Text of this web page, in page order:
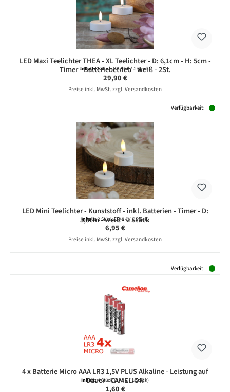
LED Maxi Teelichter THEA - XL Teelichter - D: 6,1cm - H: 5cm -
Timer - Batteriebetrieb - weiß - 2St.
Inhalt:2 Stück(14,95 € / 1 Stück)
Regulärer Preis:
29,90 €
Preise inkl. MwSt. zzgl. Versandkosten
Verfügbarkeit:
LED Mini Teelichter - Kunststoff - inkl. Batterien - Timer - D:
3,8cm - weiß - 2 Stück
Inhalt:2 Stück(3,48 € / 1 Stück)
Regulärer Preis:
6,95 €
Preise inkl. MwSt. zzgl. Versandkosten
Verfügbarkeit:
4 x Batterie Micro AAA LR3 1,5V PLUS Alkaline - Leistung auf
Dauer - CAMELION
Inhalt:4 Stück(0,40 € / 1 Stück)
Regulärer Preis:
1,60 €